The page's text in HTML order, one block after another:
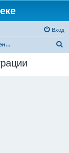
Вход
Отправить сообщение администрации